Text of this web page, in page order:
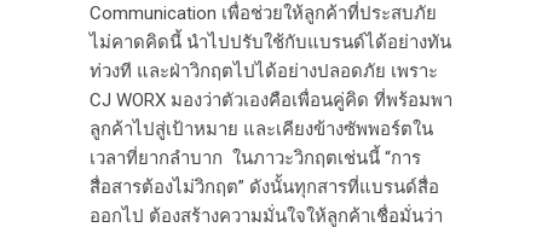
Communication เพื่อช่วยให้ลูกค้าที่ประสบภัย
ไม่คาดคิดนี้ นำไปปรับใช้กับแบรนด์ได้อย่างทัน
ท่วงที และฝ่าวิกฤตไปได้อย่างปลอดภัย เพราะ
CJ WORX มองว่าตัวเองคือเพื่อนคู่คิด ที่พร้อมพา
ลูกค้าไปสู่เป้าหมาย และเคียงข้างซัพพอร์ตใน
เวลาที่ยากลำบาก ในภาวะวิกฤตเช่นนี้ “การ
สื่อสารต้องไม่วิกฤต” ดังนั้นทุกสารที่แบรนด์สื่อ
ออกไป ต้องสร้างความมั่นใจให้ลูกค้าเชื่อมั่นว่า